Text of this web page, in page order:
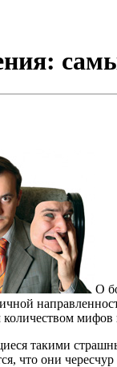
О
мифов
такими
что они